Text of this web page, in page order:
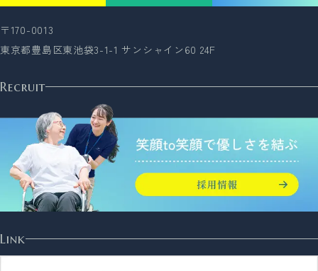
〒170-0013
東京都豊島区東池袋3-1-1 サンシャイン60 24F
Recruit
Link